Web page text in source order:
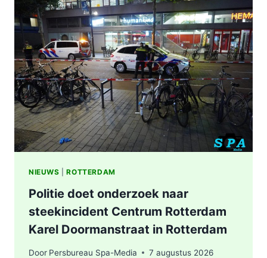
UIT
MOORDONDERZOEK
NIEUWS |ROTTERDAM
Politie doet onderzoek naar
steekincident Centrum Rotterdam
Karel Doormanstraat in Rotterdam
Door Persbureau Spa-Media 7 augustus 2026